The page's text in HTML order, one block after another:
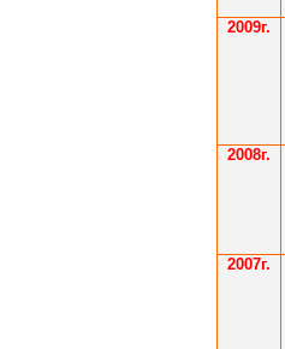
2009г.
2008г.
2007г.